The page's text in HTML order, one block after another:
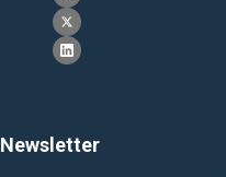
Newsletter